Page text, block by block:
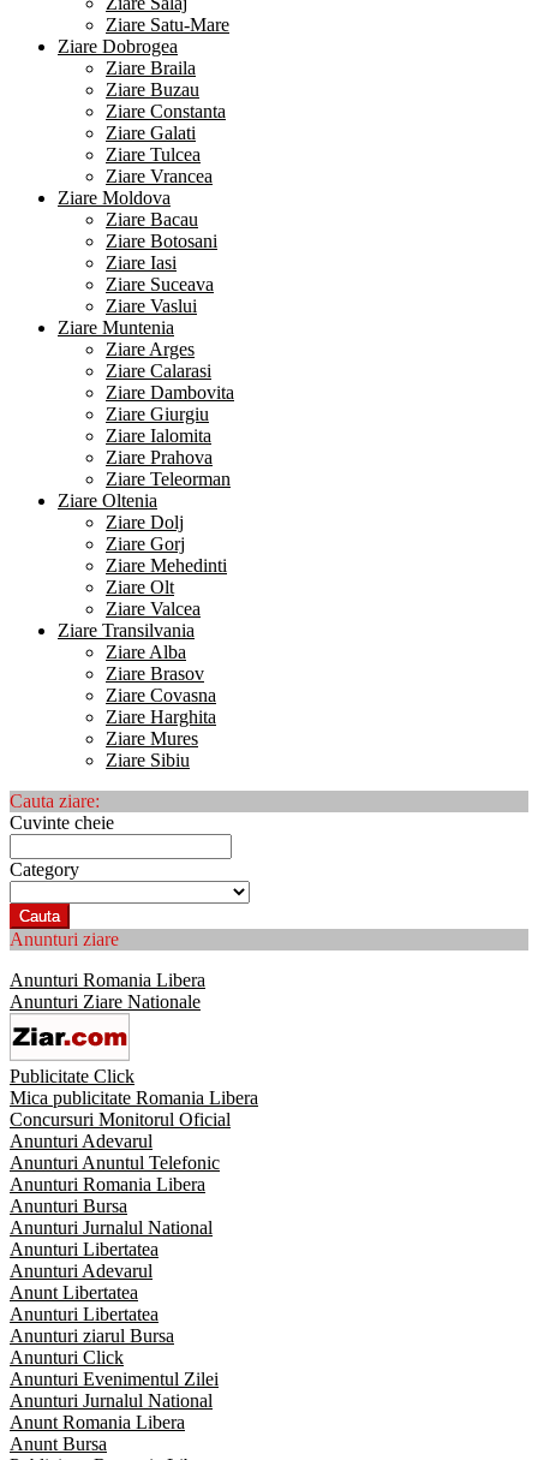
Ziare Satu-Mare
Ziare Dobrogea
Ziare Braila
Ziare Buzau
Ziare Constanta
Ziare Galati
Ziare Tulcea
Ziare Vrancea
Ziare Moldova
Ziare Bacau
Ziare Botosani
Ziare Iasi
Ziare Suceava
Ziare Vaslui
Ziare Muntenia
Ziare Arges
Ziare Calarasi
Ziare Dambovita
Ziare Giurgiu
Ziare Ialomita
Ziare Prahova
Ziare Teleorman
Ziare Oltenia
Ziare Dolj
Ziare Gorj
Ziare Mehedinti
Ziare Olt
Ziare Valcea
Ziare Transilvania
Ziare Alba
Ziare Brasov
Ziare Covasna
Ziare Harghita
Ziare Mures
Ziare Sibiu
Cauta ziare:
Cuvinte cheie
Category
Cauta
Anunturi ziare
Anunturi Romania Libera
Anunturi Ziare Nationale
Publicitate Click
Mica publicitate Romania Libera
Concursuri Monitorul Oficial
Anunturi Adevarul
Anunturi Anuntul Telefonic
Anunturi Romania Libera
Anunturi Bursa
Anunturi Jurnalul National
Anunturi Libertatea
Anunturi Adevarul
Anunt Libertatea
Anunturi Libertatea
Anunturi ziarul Bursa
Anunturi Click
Anunturi Evenimentul Zilei
Anunturi Jurnalul National
Anunt Romania Libera
Anunt Bursa